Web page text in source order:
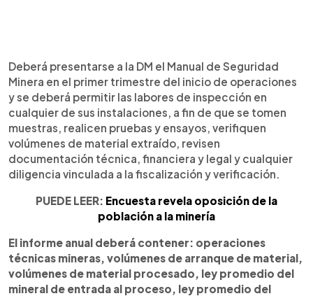
Deberá presentarse a la DM el Manual de Seguridad
Minera en el primer trimestre del inicio de operaciones
y se deberá permitir las labores de inspección en
cualquier de sus instalaciones, a fin de que se tomen
muestras, realicen pruebas y ensayos, verifiquen
volúmenes de material extraído, revisen
documentación técnica, financiera y legal y cualquier
diligencia vinculada a la fiscalización y verificación.
PUEDE LEER: Encuesta revela oposición de la
población a la minería
El informe anual deberá contener: operaciones
técnicas mineras, volúmenes de arranque de material,
volúmenes de material procesado, ley promedio del
mineral de entrada al proceso, ley promedio del